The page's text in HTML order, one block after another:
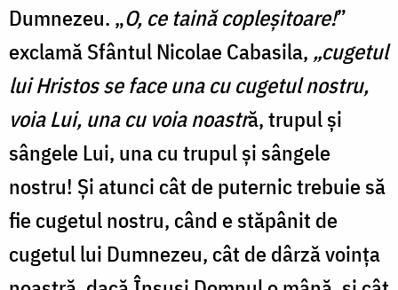
Dumnezeu. „O, ce taină copleşitoare!”
exclamă Sfântul Nicolae Cabasila, „cugetul
lui Hristos se face una cu cugetul nostru,
voia Lui, una cu voia noastră, trupul şi
sângele Lui, una cu trupul şi sângele
nostru! Şi atunci cât de puternic trebuie să
fie cugetul nostru, când e stăpânit de
cugetul lui Dumnezeu, cât de dârză voinţa